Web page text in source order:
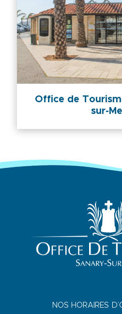
Office de
sur-
NOS HORAIRES